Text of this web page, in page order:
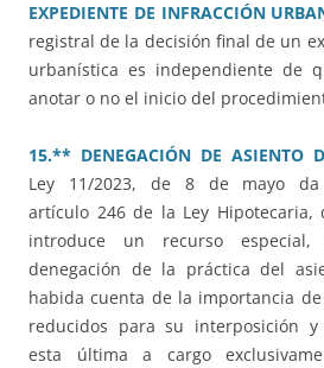
EXPEDIENTE DE INFRACCIÓN
registral de la decisión final de un
urbanística es independiente de
anotar o no el inicio del
15.** DENEGACIÓN DE ASIENTO
Ley 11/2023, de 8 de mayo
artículo 246 de la Ley
introduce un recurso especial,
denegación de la práctica del
habida cuenta de la importancia
reducidos para su interposición y
esta última a cargo